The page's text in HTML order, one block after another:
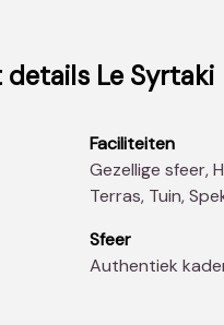
details Le Syrtaki
Faciliteiten
Gezellige sfeer, Honden toegelaten, Faciliteiten mindervaliden,
Terras, Tuin,
Sfeer
Authentiek